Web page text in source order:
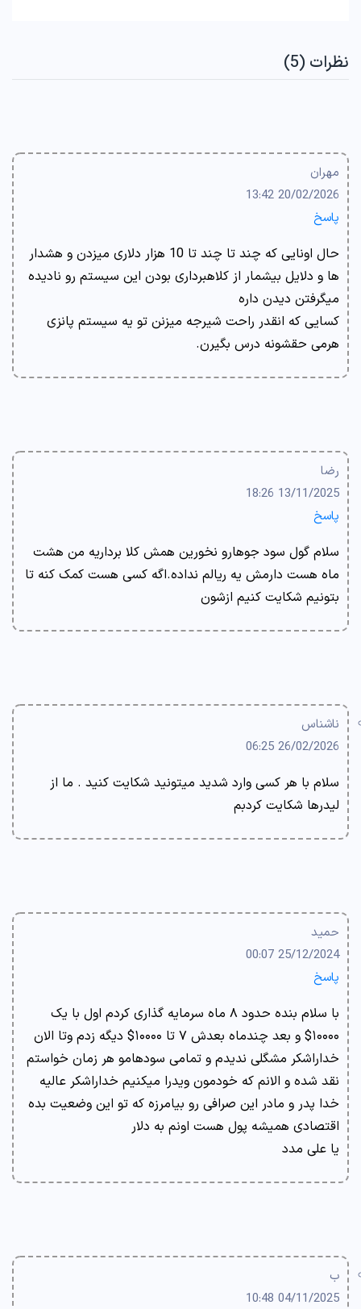
نظرات (5)
مهران
20/02/2026 13:42
پاسخ
حال اونایی که چند تا چند تا 10 هزار دلاری میزدن و هشدار
ها و دلایل بیشمار از کلاهبرداری بودن این سیستم رو نادیده
میگرفتن دیدن داره
کسایی که انقدر راحت شیرجه میزنن تو یه سیستم پانزی
هرمی حقشونه درس بگیرن.
رضا
13/11/2025 18:26
پاسخ
سلام گول سود جوهارو نخورین همش کلا برداریه من هشت
ماه هست دارمش یه ریالم نداده.اگه کسی هست کمک کنه تا
بتونیم شکایت کنیم ازشون
ناشناس
26/02/2026 06:25
سلام با هر کسی وارد شدید میتونید شکایت کنید . ما از
لیدرها شکایت کردبم
حمید
25/12/2024 00:07
پاسخ
با سلام بنده حدود ۸ ماه سرمایه گذاری کردم اول با یک
۱۰۰۰۰$ و بعد چندماه بعدش ۷ تا ۱۰۰۰۰$ دیگه زدم وتا الان
خداراشکر مشگلی ندیدم و تمامی سودهامو هر زمان خواستم
نقد شده و الانم که خودمون ویدرا میکنیم خداراشکر عالیه
خدا پدر و مادر این صرافی رو بیامرزه که تو این وضعیت بده
اقتصادی همیشه پول هست اونم به دلار
یا علی مدد
ب
04/11/2025 10:48